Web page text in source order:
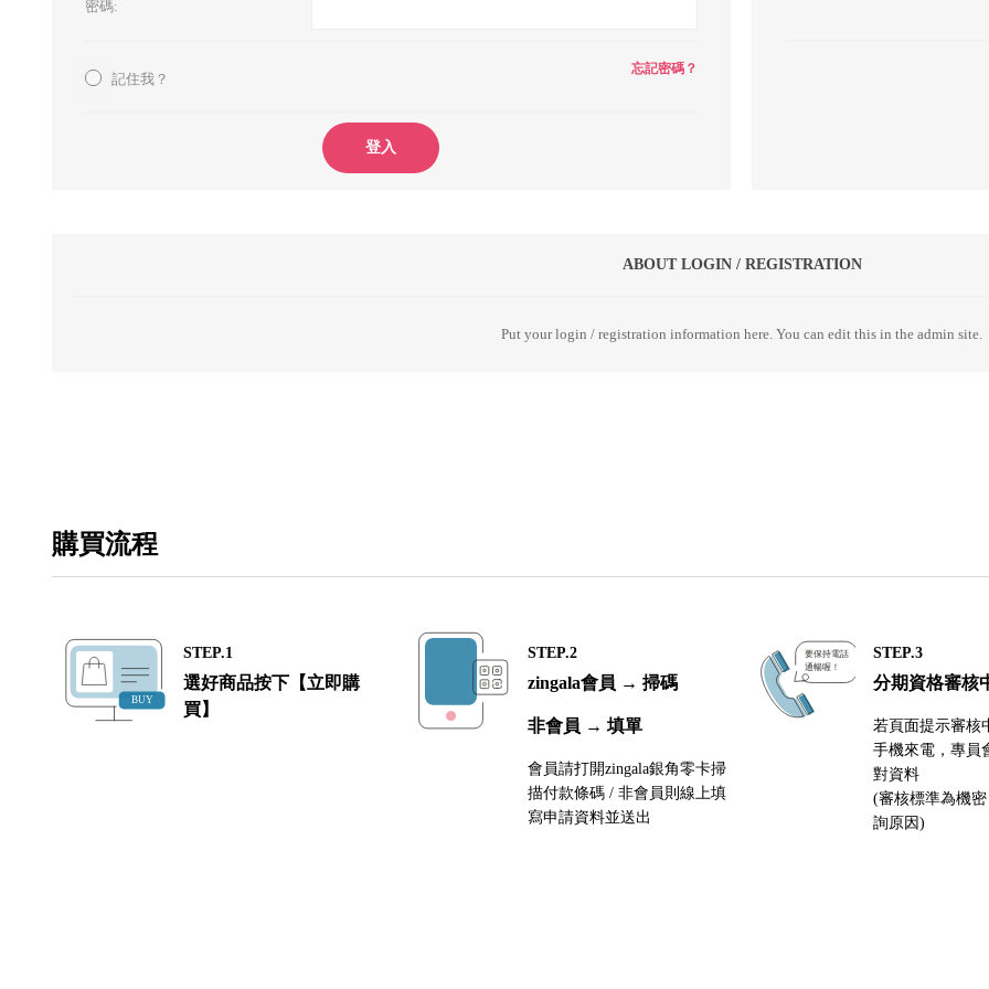
密碼:
記住我？
忘記密碼？
登入
ABOUT LOGIN / REGISTRATION
Put your login / registration information here. You can edit this in the admin site.
購買流程
STEP.1
選好商品按下【立即購
買】
STEP.2
zingala會員 → 掃碼
非會員 → 填單
會員請打開zingala銀角零卡掃
描付款條碼 / 非會員則線上填
寫申請資料並送出
STEP.3
分期資格審核
若頁面提示審核
手機來電，專員
對資料
(審核標準為機
詢原因)